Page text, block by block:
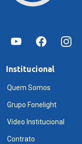
Institucional
Quem Somos
Grupo Fonelight
Vídeo Institucional
Contrato